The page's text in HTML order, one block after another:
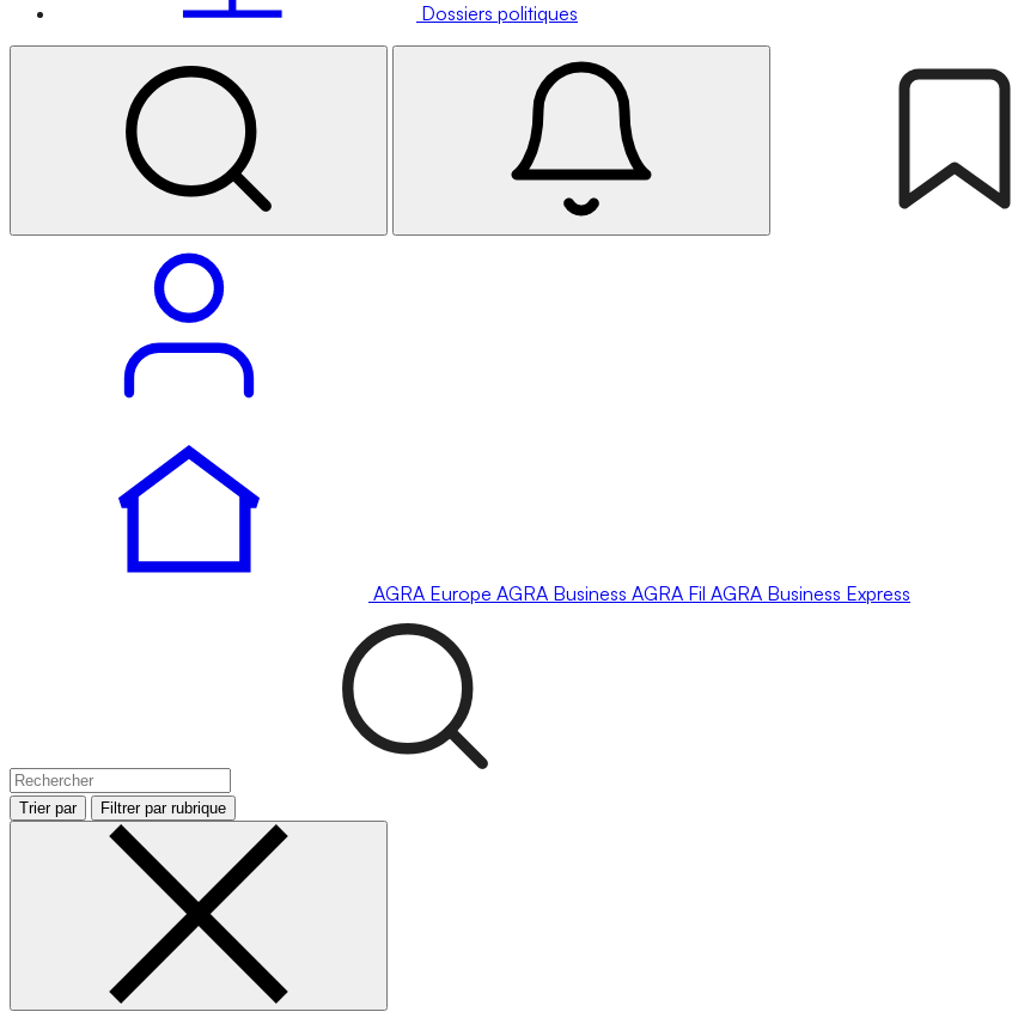
Dossiers politiques
AGRA Europe AGRA Business AGRA Fil AGRA Business Express
Trier par Filtrer par rubrique